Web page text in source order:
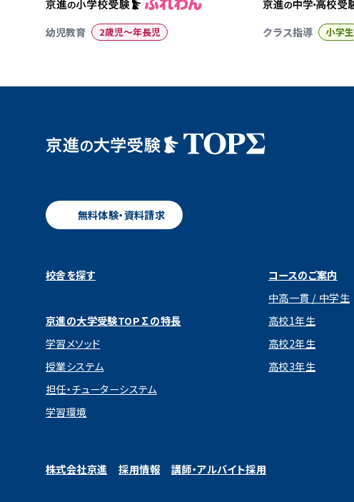
幼児教育 2歳児〜年長児 クラス指導 小学生
無料体験・資料請求
校舎を探す
京進の大学受験TOP∑の特長
学習メソッド
授業システム
担任・チューターシステム
学習環境
コースのご案内
中高一貫 / 中学生
高校1年生
高校2年生
高校3年生
株式会社京進 採用情報 講師・アルバイト採用